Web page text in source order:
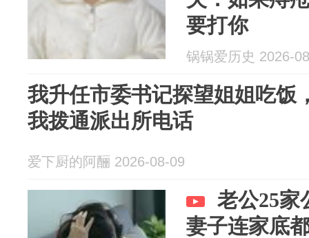
要打你
锅锅爱历史 2026-
我升任市委书记探望姐姐吃饭
我拨通派出所电话
爱下厨的阿酾 2026-08-09
老公25家
妻子连家底